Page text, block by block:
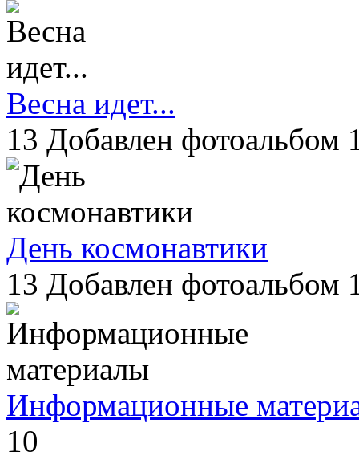
Весна идет...
13 Добавлен фотоальбом
День космонавтики
13 Добавлен фотоальбом
Информационные
10